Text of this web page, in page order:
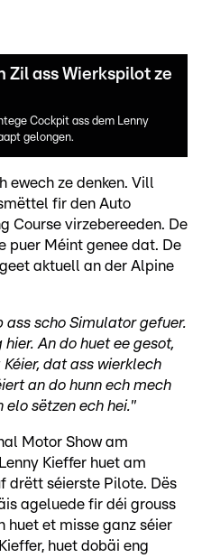
Zil ass Wierkspilot ze
Cockpit ass dem Lenny
gelongen.
ewech ze denken. Vill
fir den Auto
Course virzebereeden. De
puer Méint genee dat. De
aktuell an der Alpine
ass scho Simulator gefuer.
An do huet ee gesot,
dat ass wierklech
an do hunn ech mech
sëtzen ech hei."
Motor Show am
Kieffer huet am
drëtt séierste Pilote. Dës
ageluede fir déi grouss
huet et misse ganz séier
huet dobäi eng